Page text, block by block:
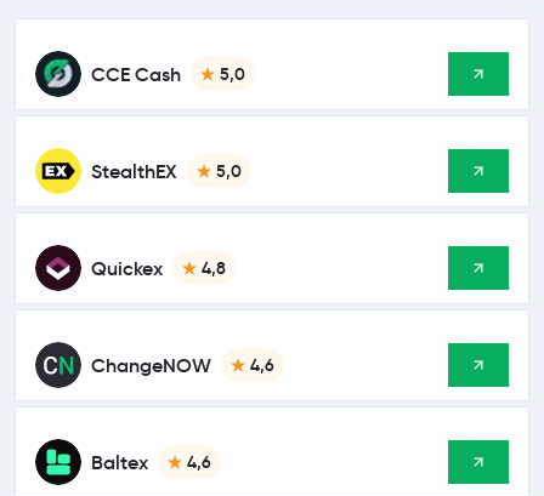
CCE Cash 5,0
StealthEX 5,0
Quickex 4,8
ChangeNOW 4,6
Baltex 4,6